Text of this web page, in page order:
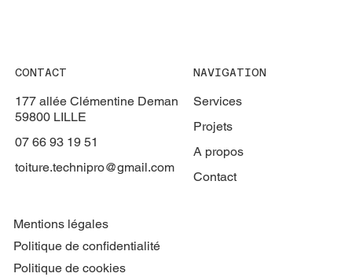
CONTACT
177 allée Clémentine Deman
59800 LILLE
07 66 93 19 51
toiture.technipro@gmail.com
NAVIGATION
Services
Projets
A propos
Contact
Mentions légales
Politique de confidentialité
Politique de cookies